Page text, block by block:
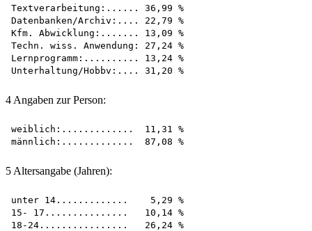
Textverarbeitung:...... 36,99 %
Datenbanken/Archiv:.... 22,79 %
Kfm. Abwicklung:....... 13,09 %
Techn. wiss. Anwendung: 27,24 %
Lernprogramm:.......... 13,24 %
4 Angaben zur Person:
weiblich:.............  11,31 %
5 Altersangabe (Jahren):
unter 14.............    5,29 %
15- 17...............   10,14 %
18-24................   26,24 %